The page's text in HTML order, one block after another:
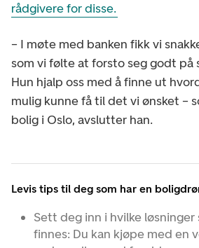
rådgivere for disse.
– I møte med banken fikk vi
som vi følte at forsto seg godt på
Hun hjalp oss med å finne ut
mulig kunne få til det vi ønsket –
bolig i Oslo, avslutter han.
Levis tips til deg som har en
Sett deg inn i hvilke løsninger
finnes: Du kan kjøpe med en